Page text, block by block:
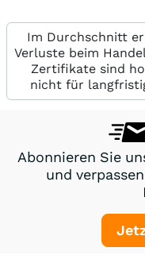
Im Durchschnitt
Verluste beim
Zertifikate sind
nicht für
Abonnieren Sie
und